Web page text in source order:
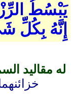
يَبْسُطُ
إِنَّهُ بِكُلِّ
له مقاليد